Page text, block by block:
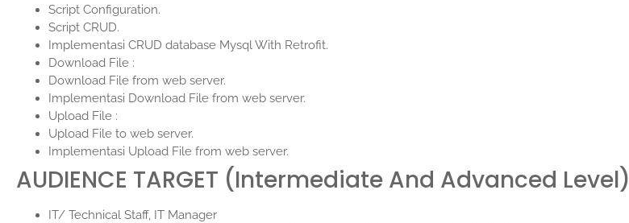
Script Configuration.
Script CRUD.
Implementasi CRUD database Mysql With Retrofit.
Download File :
Download File from web server.
Implementasi Download File from web server.
Upload File :
Upload File to web server.
Implementasi Upload File from web server.
AUDIENCE TARGET (Intermediate And Advanced Level)
IT/ Technical Staff, IT Manager